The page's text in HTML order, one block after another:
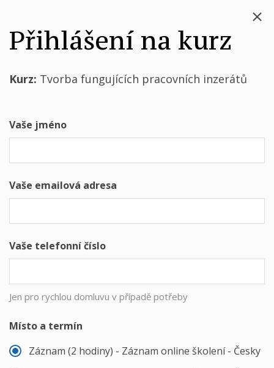
Přihlášení na kurz
Kurz: Tvorba fungujících pracovních inzerátů
Vaše jméno
Vaše emailová adresa
Vaše telefonní číslo
Jen pro rychlou domluvu v případě potřeby
Místo a termín
Záznam (2 hodiny) - Záznam online školení - Česky